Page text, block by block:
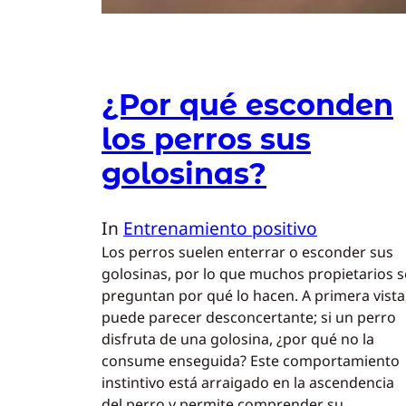
¿Por qué esconden
los perros sus
golosinas?
In Entrenamiento positivo
Los perros suelen enterrar o esconder sus
golosinas, por lo que muchos propietarios
preguntan por qué lo hacen. A primera
puede parecer desconcertante; si un perro
disfruta de una golosina, ¿por qué no la
consume enseguida? Este comportamiento
instintivo está arraigado en la ascendencia